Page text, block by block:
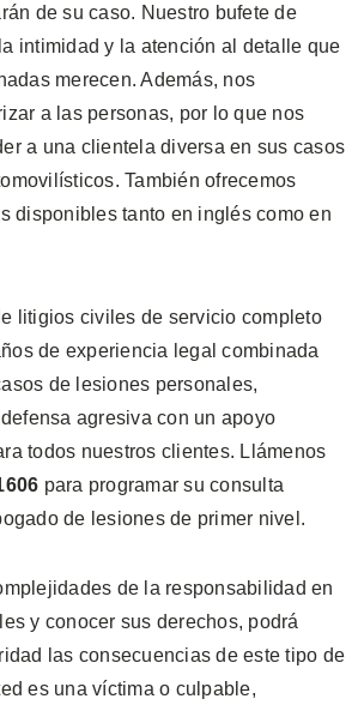
de su caso. Nuestro bufete de
intimidad y la atención al detalle que
merecen. Además, nos
a las personas, por lo que nos
a una clientela diversa en sus casos
También ofrecemos
disponibles tanto en inglés como en
litigios civiles de servicio completo
de experiencia legal combinada
de lesiones personales,
agresiva con un apoyo
todos nuestros clientes. Llámenos
para programar su consulta
de lesiones de primer nivel.
de la responsabilidad en
y conocer sus derechos, podrá
las consecuencias de este tipo de
es una víctima o culpable,